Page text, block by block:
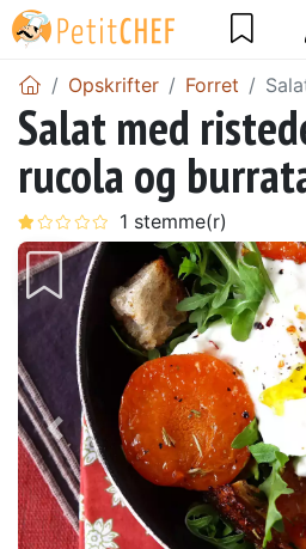
Opskrifter Forret
Salat med
rucola og
Tidligere